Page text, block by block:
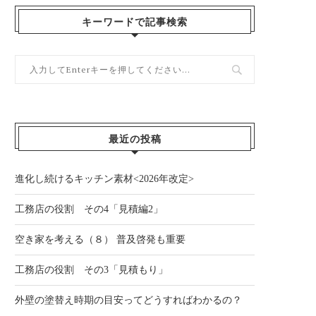
キーワードで記事検索
最近の投稿
進化し続けるキッチン素材<2026年改定>
工務店の役割 その4「見積編2」
空き家を考える（８） 普及啓発も重要
工務店の役割 その3「見積もり」
外壁の塗替え時期の目安ってどうすればわかるの？